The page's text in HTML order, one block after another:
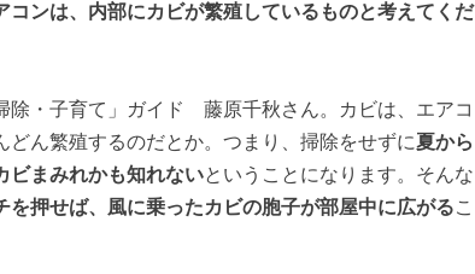
コンは、内部にカビが繁殖しているものと考えてくだ
除・子育て」ガイド 藤原千秋さん。カビは、エアコ
どん繁殖するのだとか。つまり、掃除をせずに夏から
ビまみれかも知れないということになります。そんな
を押せば、風に乗ったカビの胞子が部屋中に広がるこ